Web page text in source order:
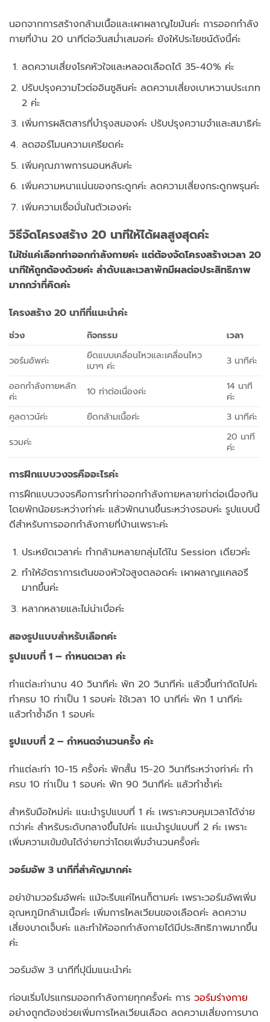
นอกจากการสร้างกล้ามเนื้อและเผาผลาญไขมันค่ะ การออกกำลัง
กายที่บ้าน 20 นาทีต่อวันสม่ำเสมอค่ะ ยังให้ประโยชน์ดังนี้ค่ะ
ลดความเสี่ยงโรคหัวใจและหลอดเลือดได้ 35-40% ค่ะ
ปรับปรุงความไวต่ออินซูลินค่ะ ลดความเสี่ยงเบาหวานประเภท
2 ค่ะ
เพิ่มการผลิตสารที่บำรุงสมองค่ะ ปรับปรุงความจำและสมาธิค่ะ
ลดฮอร์โมนความเครียดค่ะ
เพิ่มคุณภาพการนอนหลับค่ะ
เพิ่มความหนาแน่นของกระดูกค่ะ ลดความเสี่ยงกระดูกพรุนค่ะ
เพิ่มความเชื่อมั่นในตัวเองค่ะ
วิธีจัดโครงสร้าง 20 นาทีให้ได้ผลสูงสุดค่ะ
ไม่ใช่แค่เลือกท่าออกกำลังกายค่ะ แต่ต้องจัดโครงสร้างเวลา 20
นาทีให้ถูกต้องด้วยค่ะ ลำดับและเวลาพักมีผลต่อประสิทธิภาพ
มากกว่าที่คิดค่ะ
โครงสร้าง 20 นาทีที่แนะนำค่ะ
ช่วง กิจกรรม
เวลา
วอร์มอัพค่ะ
ยืดแบบเคลื่อนไหวและเคลื่อนไหว
เบาๆ ค่ะ
3 นาทีค่ะ
ออกกำลังกายหลัก
ค่ะ
10 ท่าต่อเนื่องค่ะ
14 นาที
ค่ะ
คูลดาวน์ค่ะ
ยืดกล้ามเนื้อค่ะ
3 นาทีค่ะ
รวมค่ะ
20 นาที
ค่ะ
การฝึกแบบวงจรคืออะไรค่ะ
การฝึกแบบวงจรคือการทำท่าออกกำลังกายหลายท่าต่อเนื่องกัน
โดยพักน้อยระหว่างท่าค่ะ แล้วพักนานขึ้นระหว่างรอบค่ะ รูปแบบนี้
ดีสำหรับการออกกำลังกายที่บ้านเพราะค่ะ
ประหยัดเวลาค่ะ ทำกล้ามหลายกลุ่มได้ใน Session เดียวค่ะ
ทำให้อัตราการเต้นของหัวใจสูงตลอดค่ะ เผาผลาญแคลอรี
มากขึ้นค่ะ
หลากหลายและไม่น่าเบื่อค่ะ
สองรูปแบบสำหรับเลือกค่ะ
รูปแบบที่ 1 – กำหนดเวลา ค่ะ
ทำแต่ละท่านาน 40 วินาทีค่ะ พัก 20 วินาทีค่ะ แล้วขึ้นท่าถัดไปค่ะ
ทำครบ 10 ท่าเป็น 1 รอบค่ะ ใช้เวลา 10 นาทีค่ะ พัก 1 นาทีค่ะ
แล้วทำซ้ำอีก 1 รอบค่ะ
รูปแบบที่ 2 – กำหนดจำนวนครั้ง ค่ะ
ทำแต่ละท่า 10-15 ครั้งค่ะ พักสั้น 15-20 วินาทีระหว่างท่าค่ะ ทำ
ครบ 10 ท่าเป็น 1 รอบค่ะ พัก 90 วินาทีค่ะ แล้วทำซ้ำค่ะ
สำหรับมือใหม่ค่ะ แนะนำรูปแบบที่ 1 ค่ะ เพราะควบคุมเวลาได้ง่าย
กว่าค่ะ สำหรับระดับกลางขึ้นไปค่ะ แนะนำรูปแบบที่ 2 ค่ะ เพราะ
เพิ่มความเข้มข้นได้ง่ายกว่าโดยเพิ่มจำนวนครั้งค่ะ
วอร์มอัพ 3 นาทีที่สำคัญมากค่ะ
อย่าข้ามวอร์มอัพค่ะ แม้จะรีบแค่ไหนก็ตามค่ะ เพราะวอร์มอัพเพิ่ม
อุณหภูมิกล้ามเนื้อค่ะ เพิ่มการไหลเวียนของเลือดค่ะ ลดความ
เสี่ยงบาดเจ็บค่ะ และทำให้ออกกำลังกายได้มีประสิทธิภาพมากขึ้น
ค่ะ
วอร์มอัพ 3 นาทีที่ปุนิ่มแนะนำค่ะ
ก่อนเริ่มโปรแกรมออกกำลังกายทุกครั้งค่ะ การ วอร์มร่างกาย
อย่างถูกต้องช่วยเพิ่มการไหลเวียนเลือด ลดความเสี่ยงการบาด